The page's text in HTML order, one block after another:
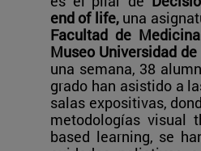
end of life,una
Facultad de Medicina
Museo Universidad
una semana, 38
grado han asistido a
salas expositivas,
metodologías visual
based learning, se